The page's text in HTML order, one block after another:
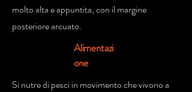
molto alta e appuntita, con il margine
posteriore arcuato.
Alimentazi
one
Si nutre di pesci in movimento che vivono a